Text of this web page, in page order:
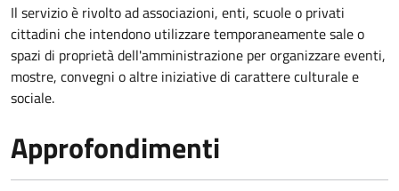
Il servizio è rivolto ad associazioni, enti, scuole o privati
cittadini che intendono utilizzare temporaneamente sale o
spazi di proprietà dell'amministrazione per organizzare eventi,
mostre, convegni o altre iniziative di carattere culturale e
sociale.
Approfondimenti